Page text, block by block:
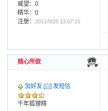
威望：0
精华：0
注册： 2011/5/25 13:07:15
随心所欲
加好友 发短信
千年狐狸精